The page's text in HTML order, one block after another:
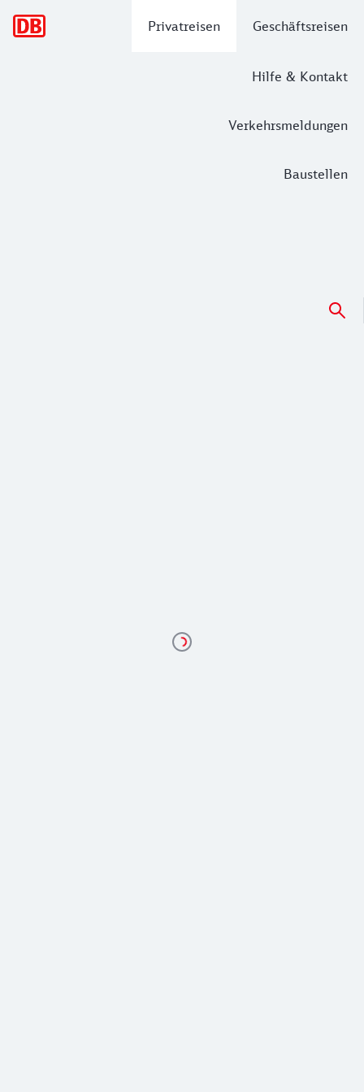
Privatreisen Geschäftsreisen
Hilfe & Kontakt
Verkehrsmeldungen
Baustellen